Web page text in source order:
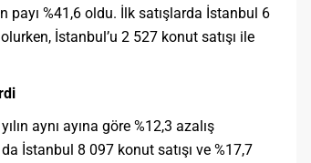
payı %41,6 oldu. İlk satışlarda İstanbul 6
İstanbul’u 2 527 konut satışı ile
aynı ayına göre %12,3 azalış
İstanbul 8 097 konut satışı ve %17,7